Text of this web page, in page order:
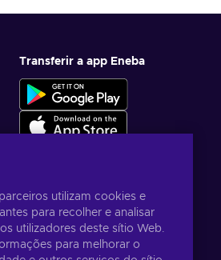
Transferir a app Eneba
utilizam cookies e
para recolher e analisar
utilizadores deste sítio Web.
para melhorar o